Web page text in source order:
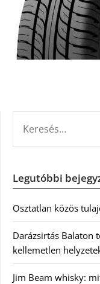
Legutóbbi
Osztatlan közös
Darázsirtás Balaton
kellemetlen
Jim Beam whisky: